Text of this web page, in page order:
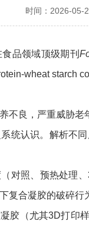
时间：2026-05-
品领域顶级期刊
wheat starch
良，严重威胁老
统认识。解析不
照、预热处理、
复合凝胶的破碎
胶（尤其3D打印